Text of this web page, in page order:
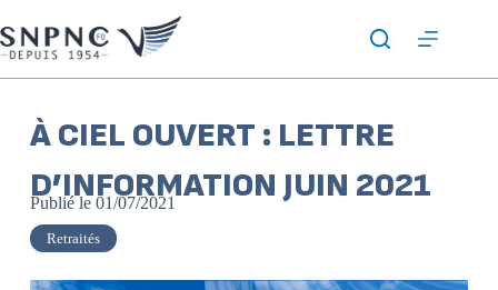
À CIEL OUVERT : LETTRE
D’INFORMATION JUIN 2021
Publié le 01/07/2021
Retraités